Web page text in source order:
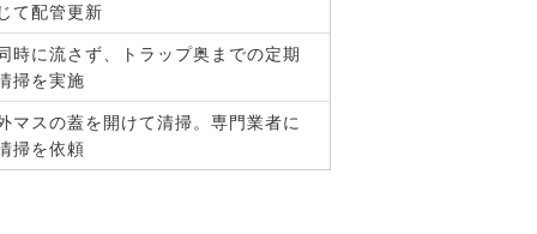
て配管更新
時に流さず、トラップ奥までの定期
掃を実施
マスの蓋を開けて清掃。専門業者に
掃を依頼